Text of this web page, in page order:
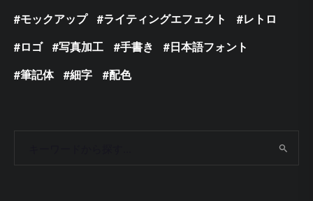
モックアップ
ライティングエフェクト
レトロ
ロゴ
写真加工 手書き
日本語フォント
筆記体
細字 配色